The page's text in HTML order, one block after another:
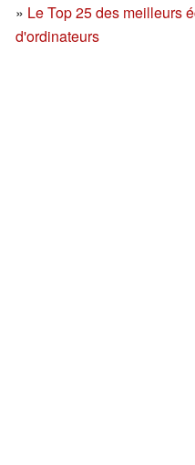
» Le Top 25 des meilleurs
d'ordinateurs